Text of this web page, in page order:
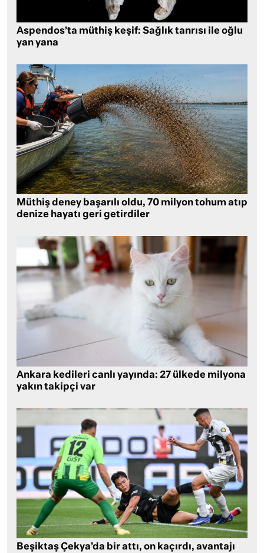
Aspendos’ta müthiş keşif: Sağlık tanrısı ile oğlu
yan yana
Müthiş deney başarılı oldu, 70 milyon tohum atıp
denize hayatı geri getirdiler
Ankara kedileri canlı yayında: 27 ülkede milyona
yakın takipçi var
Beşiktaş Çekya’da bir attı, on kaçırdı, avantajı